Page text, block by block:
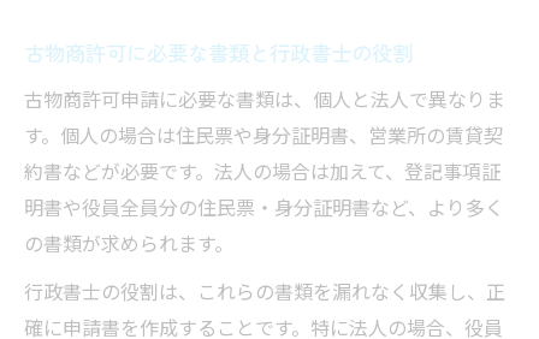
古物商許可に必要な書類と行政書士の役割
古物商許可申請に必要な書類は、個人と法人で異なりま
す。個人の場合は住民票や身分証明書、営業所の賃貸契
約書などが必要です。法人の場合は加えて、登記事項証
明書や役員全員分の住民票・身分証明書など、より多く
の書類が求められます。
行政書士の役割は、これらの書類を漏れなく収集し、正
確に申請書を作成することです。特に法人の場合、役員